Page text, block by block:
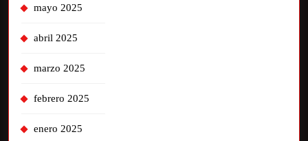
mayo 2025
abril 2025
marzo 2025
febrero 2025
enero 2025